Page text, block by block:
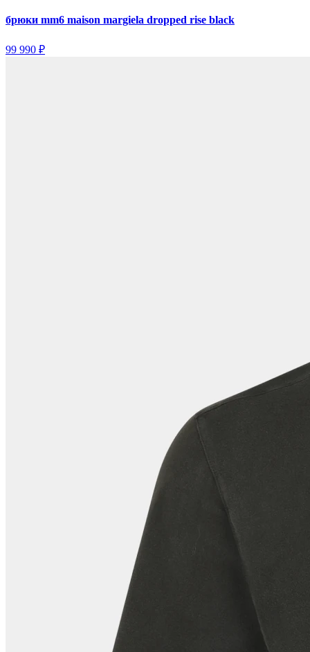
брюки mm6 maison margiela dropped rise black
99 990 ₽